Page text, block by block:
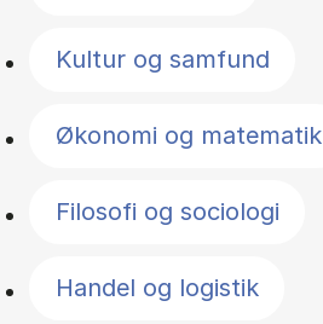
Kultur og samfund
Økonomi og matematik
Filosofi og sociologi
Handel og logistik